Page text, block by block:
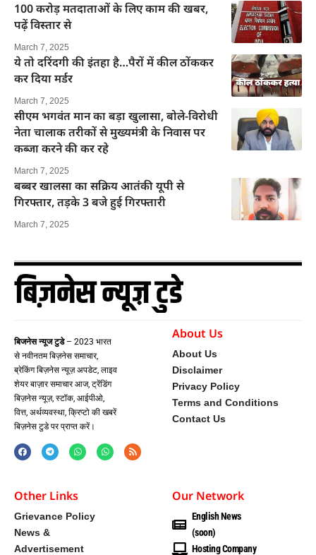
100 करोड़ मतदाताओं के लिए काम की खबर,
पढ़ें विस्तार से
March 7, 2025
ये तो दरिंदगी की इंतहा है…पैरों में कील ठोंककर
कर दिया मर्डर
March 7, 2025
सीएम भगवंत मान का बड़ा खुलासा, बोले-विरोधी
नेता चालाक तरीकों से मुख्यमंत्री के निवास पर
कब्जा करने की कर रहे
March 7, 2025
बब्बर खालसा का सक्रिय आतंकी यूपी से
गिरफ्तार, तड़के 3 बजे हुई गिरफ्तारी
March 7, 2025
बिजनेस न्यूज टुडे– 2023 भारत
से नवीनतम बिज़नेस समाचार,
ब्रेकिंग बिज़नेस न्यूज़ अपडेट, लाइव
शेयर बाज़ार समाचार आज, ट्रेंडिंग
बिज़नेस न्यूज़, स्टॉक, आईपीओ,
वित्त, अर्थव्यवस्था, क्रिप्टो की खबरें
बिज़नेस टुडे पर प्राप्त करें।
About Us
About Us
Disclaimer
Privacy Policy
Terms and Conditions
Contact Us
Other Links
Grievance Policy
News &
Advertisement
Our Network
English News
(soon)
Hosting Company